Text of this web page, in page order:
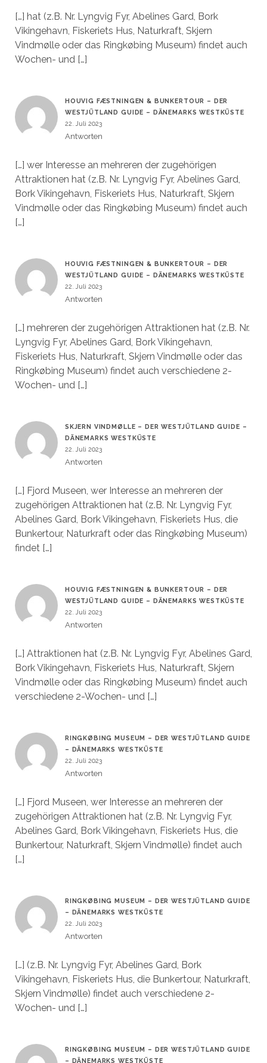
[…] hat (z.B. Nr. Lyngvig Fyr, Abelines Gard, Bork
Vikingehavn, Fiskeriets Hus, Naturkraft, Skjern
Vindmølle oder das Ringkøbing Museum) findet auch
Wochen- und […]
HOUVIG FÆSTNINGEN & BUNKERTOUR – DER
WESTJÜTLAND GUIDE – DÄNEMARKS WESTKÜSTE
22. Juli 2023
Antworten
[…] wer Interesse an mehreren der zugehörigen
Attraktionen hat (z.B. Nr. Lyngvig Fyr, Abelines Gard,
Bork Vikingehavn, Fiskeriets Hus, Naturkraft, Skjern
Vindmølle oder das Ringkøbing Museum) findet auch
[…]
HOUVIG FÆSTNINGEN & BUNKERTOUR – DER
WESTJÜTLAND GUIDE – DÄNEMARKS WESTKÜSTE
22. Juli 2023
Antworten
[…] mehreren der zugehörigen Attraktionen hat (z.B. Nr.
Lyngvig Fyr, Abelines Gard, Bork Vikingehavn,
Fiskeriets Hus, Naturkraft, Skjern Vindmølle oder das
Ringkøbing Museum) findet auch verschiedene 2-
Wochen- und […]
SKJERN VINDMØLLE – DER WESTJÜTLAND GUIDE –
DÄNEMARKS WESTKÜSTE
22. Juli 2023
Antworten
[…] Fjord Museen, wer Interesse an mehreren der
zugehörigen Attraktionen hat (z.B. Nr. Lyngvig Fyr,
Abelines Gard, Bork Vikingehavn, Fiskeriets Hus, die
Bunkertour, Naturkraft oder das Ringkøbing Museum)
findet […]
HOUVIG FÆSTNINGEN & BUNKERTOUR – DER
WESTJÜTLAND GUIDE – DÄNEMARKS WESTKÜSTE
22. Juli 2023
Antworten
[…] Attraktionen hat (z.B. Nr. Lyngvig Fyr, Abelines Gard,
Bork Vikingehavn, Fiskeriets Hus, Naturkraft, Skjern
Vindmølle oder das Ringkøbing Museum) findet auch
verschiedene 2-Wochen- und […]
RINGKØBING MUSEUM – DER WESTJÜTLAND GUIDE
– DÄNEMARKS WESTKÜSTE
22. Juli 2023
Antworten
[…] Fjord Museen, wer Interesse an mehreren der
zugehörigen Attraktionen hat (z.B. Nr. Lyngvig Fyr,
Abelines Gard, Bork Vikingehavn, Fiskeriets Hus, die
Bunkertour, Naturkraft, Skjern Vindmølle) findet auch
[…]
RINGKØBING MUSEUM – DER WESTJÜTLAND GUIDE
– DÄNEMARKS WESTKÜSTE
22. Juli 2023
Antworten
[…] (z.B. Nr. Lyngvig Fyr, Abelines Gard, Bork
Vikingehavn, Fiskeriets Hus, die Bunkertour, Naturkraft,
Skjern Vindmølle) findet auch verschiedene 2-
Wochen- und […]
RINGKØBING MUSEUM – DER WESTJÜTLAND GUIDE
– DÄNEMARKS WESTKÜSTE